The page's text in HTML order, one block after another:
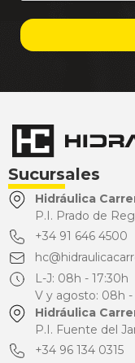
Sucursales
Hidráulica
P.I. Prado de
+34 91 646 4500
L-J: 08h - 17:30h
V y agosto: 08h -
Hidráulica
P.I. Fuente del
+34 96 134 0315